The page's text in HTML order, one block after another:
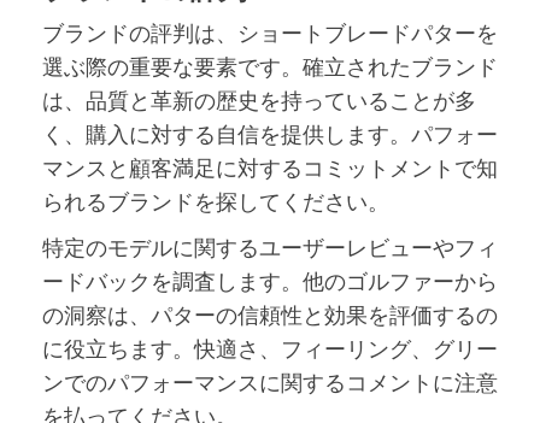
ブランドの評判は、ショートブレードパターを
選ぶ際の重要な要素です。確立されたブランド
は、品質と革新の歴史を持っていることが多
く、購入に対する自信を提供します。パフォー
マンスと顧客満足に対するコミットメントで知
られるブランドを探してください。
特定のモデルに関するユーザーレビューやフィ
ードバックを調査します。他のゴルファーから
の洞察は、パターの信頼性と効果を評価するの
に役立ちます。快適さ、フィーリング、グリー
ンでのパフォーマンスに関するコメントに注意
を払ってください。